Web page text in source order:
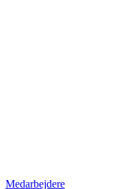
Medarbejdere